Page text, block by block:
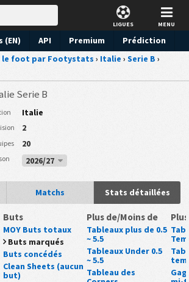
LIGUES MENU
(EN) API Premium
Prédiction
le foot par Footystats › Italie › Serie B ›
Serie B
Italie
2
20
2026/27
Matchs Stats détaillées
Buts
MOY Buts totaux
Buts marqués
Buts concédés
Clean Sheets (aucun
but)
Plus de/Moins de
Tableaux plus de 0.5
~ 5.5
Tableaux Under 0.5
~ 5.5
Tableau des
Plus